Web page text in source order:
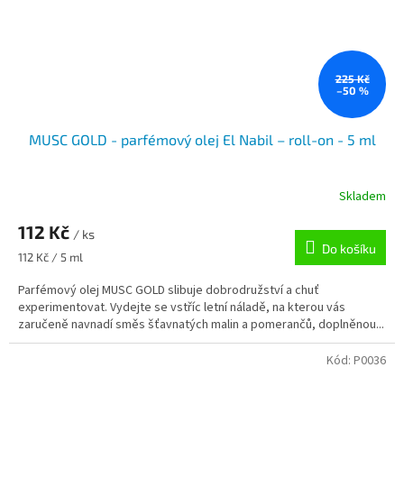
225 Kč
–50 %
MUSC GOLD - parfémový olej El Nabil – roll-on - 5 ml
Skladem
112 Kč / ks
Měrná
112 Kč / 5 ml
Do košíku
Parfémový olej MUSC GOLD slibuje dobrodružství a chuť
experimentovat. Vydejte se vstříc letní náladě, na kterou vás
zaručeně navnadí směs šťavnatých malin a pomerančů, doplněnou...
Kód: P0036